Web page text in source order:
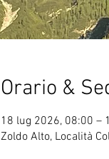
Orario &
18 lug 2026, 08:00 –
Zoldo Alto, Località